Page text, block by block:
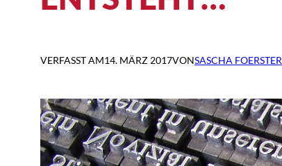
VERFASST AM14. MÄRZ 2017VONSASCHA FOERSTER